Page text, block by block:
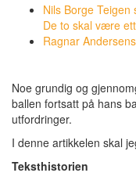
Nils Borge
De to skal være ett
Ragnar
Noe grundig og
ballen fortsatt på hans
utfordringer.
I denne artikkelen skal
Teksthistorien